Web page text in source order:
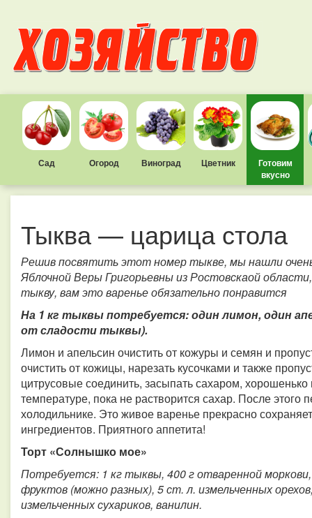
Сад Огород Виноград Цветник
Готовим
вкусно
Тыква — царица стола
Решив посвятить этот номер тыкве, мы нашли
Яблочной Веры Григорьевны из Ростовскаой
тыкву, вам это варенье обязательно понравится
На 1 кг тыквы потребуется: один лимон, один
от сладости тыквы).
Лимон и апельсин очистить от кожуры и семян и
очистить от кожицы, нарезать кусочками и также
цитрусовые соединить, засыпать сахаром,
температуре, пока не растворится сахар. После этого
холодильнике. Это живое варенье прекрасно
ингредиентов. Приятного аппетита!
Торт «Солнышко мое»
Потребуется: 1 кг тыквы, 400 г отваренной
фруктов (можно разных), 5 ст. л. измельченных
измельченных сухариков, ванилин.